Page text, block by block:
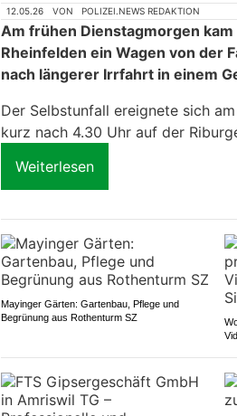
12.05.26 VON POLIZEI.NEWS REDAKTION
Am frühen Dienstagmorgen
Rheinfelden ein Wagen von der
nach längerer Irrfahrt in einem
Der Selbstunfall ereignete sich
kurz nach 4.30 Uhr auf der
Weiterlesen
Mayinger Gärten: Gartenbau, Pflege und
Begrünung aus Rothenturm SZ